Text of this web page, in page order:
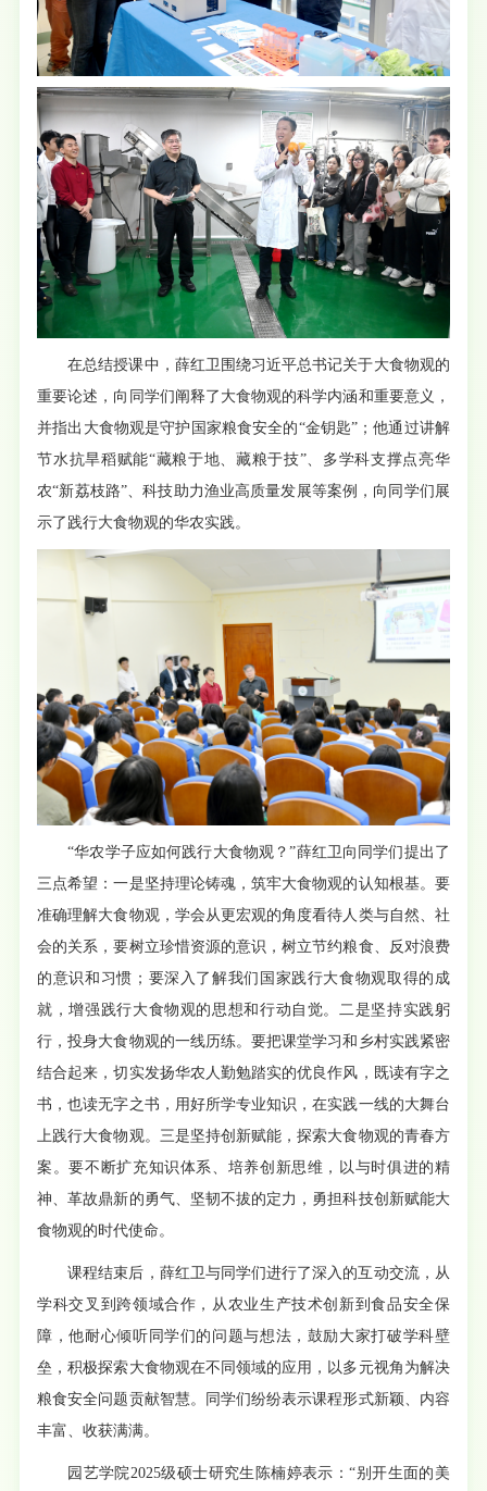
在总结授课中，薛红卫围绕习近平总书记关于大食物观的
重要论述，向同学们阐释了大食物观的科学内涵和重要意义，
并指出大食物观是守护国家粮食安全的“金钥匙”；他通过讲解
节水抗旱稻赋能“藏粮于地、藏粮于技”、多学科支撑点亮华
农“新荔枝路”、科技助力渔业高质量发展等案例，向同学们展
示了践行大食物观的华农实践。
“华农学子应如何践行大食物观？”薛红卫向同学们提出了
三点希望：一是坚持理论铸魂，筑牢大食物观的认知根基。要
准确理解大食物观，学会从更宏观的角度看待人类与自然、社
会的关系，要树立珍惜资源的意识，树立节约粮食、反对浪费
的意识和习惯；要深入了解我们国家践行大食物观取得的成
就，增强践行大食物观的思想和行动自觉。二是坚持实践躬
行，投身大食物观的一线历练。要把课堂学习和乡村实践紧密
结合起来，切实发扬华农人勤勉踏实的优良作风，既读有字之
书，也读无字之书，用好所学专业知识，在实践一线的大舞台
上践行大食物观。三是坚持创新赋能，探索大食物观的青春方
案。要不断扩充知识体系、培养创新思维，以与时俱进的精
神、革故鼎新的勇气、坚韧不拔的定力，勇担科技创新赋能大
食物观的时代使命。
课程结束后，薛红卫与同学们进行了深入的互动交流，从
学科交叉到跨领域合作，从农业生产技术创新到食品安全保
障，他耐心倾听同学们的问题与想法，鼓励大家打破学科壁
垒，积极探索大食物观在不同领域的应用，以多元视角为解决
粮食安全问题贡献智慧。同学们纷纷表示课程形式新颖、内容
丰富、收获满满。
园艺学院2025级硕士研究生陈楠婷表示：“别开生面的美